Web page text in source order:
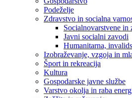
Podeželje
Zdravstvo in socialna
Socialnovarstvene in
Javni socialni zavodi
Humanitarna,
Izobraževanje, vzgoja in
Šport in rekreacija
Kultura
Gospodarske javne službe
Varstvo okolja in raba